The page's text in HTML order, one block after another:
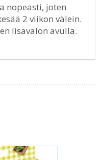
nopeasti, joten
2 viikon välein.
lisävalon avulla.